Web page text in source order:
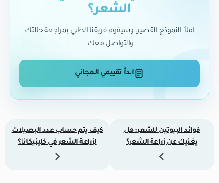
الشعر؟
املأ النموذج القصير، وسيقوم فريقنا الطبي بمراجعة حالتك
والتواصل معك.
ابدأ تقييمي المجاني
فوائد البيوتين للشعر: هل
يغنيك عن زراعة الشعر؟
كيف يتم حساب عدد البصيلات
لزراعة الشعر في كلينيكانا؟